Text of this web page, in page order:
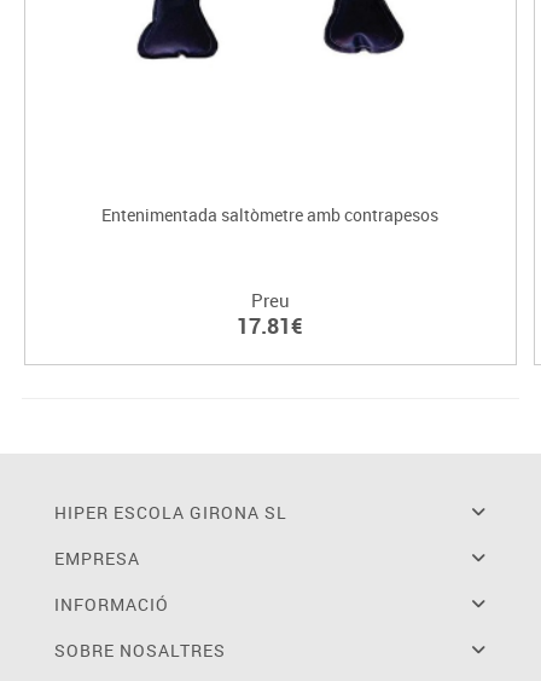
Entenimentada saltòmetre amb contrapesos
Preu
17.81€
HIPER ESCOLA GIRONA SL
EMPRESA
INFORMACIÓ
SOBRE NOSALTRES